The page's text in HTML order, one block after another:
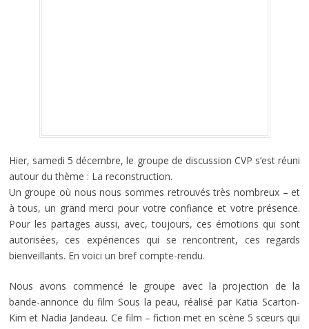
Hier, samedi 5 décembre, le groupe de discussion CVP s’est réuni
autour du thème : La reconstruction.
Un groupe où nous nous sommes retrouvés très nombreux – et
à tous, un grand merci pour votre confiance et votre présence.
Pour les partages aussi, avec, toujours, ces émotions qui sont
autorisées, ces expériences qui se rencontrent, ces regards
bienveillants. En voici un bref compte-rendu.
Nous avons commencé le groupe avec la projection de la
bande-annonce du film Sous la peau, réalisé par Katia Scarton-
Kim et Nadia Jandeau. Ce film – fiction met en scène 5 sœurs qui